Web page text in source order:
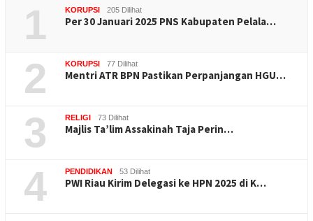
1 KORUPSI 205 Dilihat
Per 30 Januari 2025 PNS Kabupaten Pelala…
2 KORUPSI 77 Dilihat
Mentri ATR BPN Pastikan Perpanjangan HGU…
3 RELIGI 73 Dilihat
Majlis Ta’lim Assakinah Taja Perin…
4 PENDIDIKAN 53 Dilihat
PWI Riau Kirim Delegasi ke HPN 2025 di K…